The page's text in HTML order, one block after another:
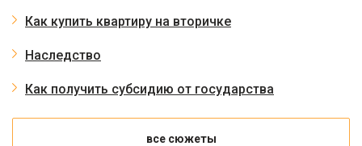
Как купить квартиру на вторичке
Наследство
Как получить субсидию от государства
все сюжеты